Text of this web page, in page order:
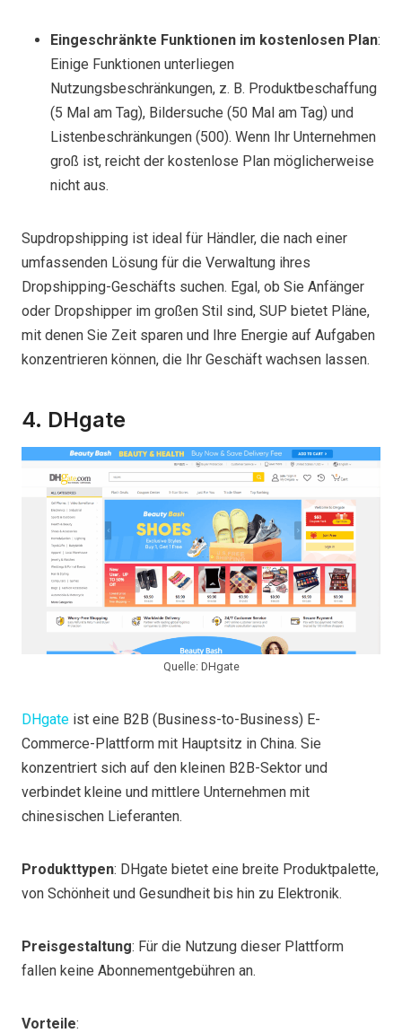
Eingeschränkte Funktionen im kostenlosen Plan:
Einige Funktionen unterliegen
Nutzungsbeschränkungen, z. B. Produktbeschaffung
(5 Mal am Tag), Bildersuche (50 Mal am Tag) und
Listenbeschränkungen (500). Wenn Ihr Unternehmen
groß ist, reicht der kostenlose Plan möglicherweise
nicht aus.
Supdropshipping ist ideal für Händler, die nach einer
umfassenden Lösung für die Verwaltung ihres
Dropshipping-Geschäfts suchen. Egal, ob Sie Anfänger
oder Dropshipper im großen Stil sind, SUP bietet Pläne,
mit denen Sie Zeit sparen und Ihre Energie auf Aufgaben
konzentrieren können, die Ihr Geschäft wachsen lassen.
4. DHgate
Quelle: DHgate
DHgate ist eine B2B (Business-to-Business) E-
Commerce-Plattform mit Hauptsitz in China. Sie
konzentriert sich auf den kleinen B2B-Sektor und
verbindet kleine und mittlere Unternehmen mit
chinesischen Lieferanten.
Produkttypen: DHgate bietet eine breite Produktpalette,
von Schönheit und Gesundheit bis hin zu Elektronik.
Preisgestaltung: Für die Nutzung dieser Plattform
fallen keine Abonnementgebühren an.
Vorteile: